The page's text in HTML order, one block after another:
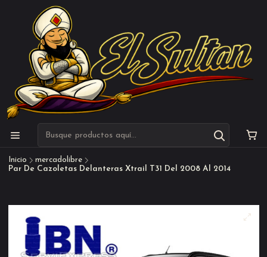
Inicio
mercadolibre
Par De Cazoletas Delanteras Xtrail T31 Del 2008 Al 2014